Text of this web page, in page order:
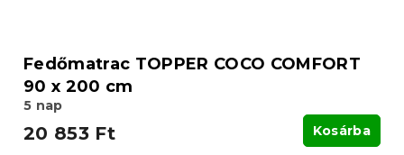
Fedőmatrac TOPPER COCO COMFORT
90 x 200 cm
5 nap
20 853 Ft Kosárba